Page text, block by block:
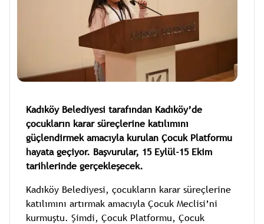
Kadıköy Belediyesi tarafından Kadıköy’de
çocukların karar süreçlerine katılımını
güçlendirmek amacıyla kurulan Çocuk Platformu
hayata geçiyor. Başvurular, 15 Eylül-15 Ekim
tarihlerinde gerçekleşecek.
Kadıköy Belediyesi, çocukların karar süreçlerine
katılımını artırmak amacıyla Çocuk Meclisi’ni
kurmuştu. Şimdi, Çocuk Platformu, Çocuk